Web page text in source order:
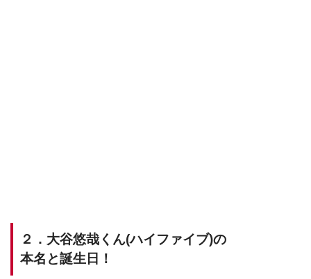
２．大谷悠哉くん(ハイファイブ)の
本名と誕生日！